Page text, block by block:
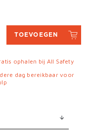
TOEVOEGEN
ophalen bij All Safety
dag bereikbaar voor